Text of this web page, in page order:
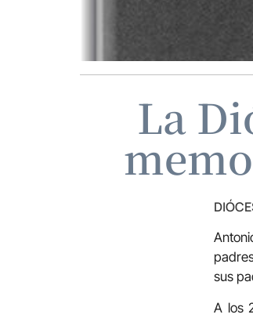
La
sus
A los